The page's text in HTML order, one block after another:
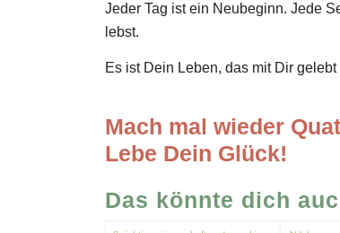
Jeder Tag ist ein Neubeginn. Jede
lebst.
Es ist Dein Leben, das mit Dir
Mach mal wieder
Lebe Dein Glück!
Das könnte dich